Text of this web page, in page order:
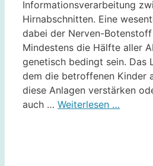
Informationsverarbeitung
Hirnabschnitten. Eine
dabei der Nerven-
Mindestens die Hälfte aller
genetisch bedingt sein. Das
dem die betroffenen Kinder
diese Anlagen verstärken
auch … Weiterlesen …